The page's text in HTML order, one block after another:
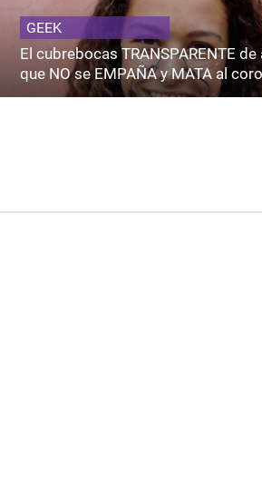
GEEK
El cubrebocas TRANSPARENTE
que NO se EMPAÑA y MATA al